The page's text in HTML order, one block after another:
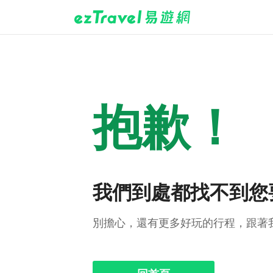
抱歉！
我們到處都找不到
別擔心，還有更多好玩的行程，跟著